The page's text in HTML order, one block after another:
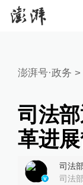
澎湃号·政务 >
司法
革进
司法部
司法部